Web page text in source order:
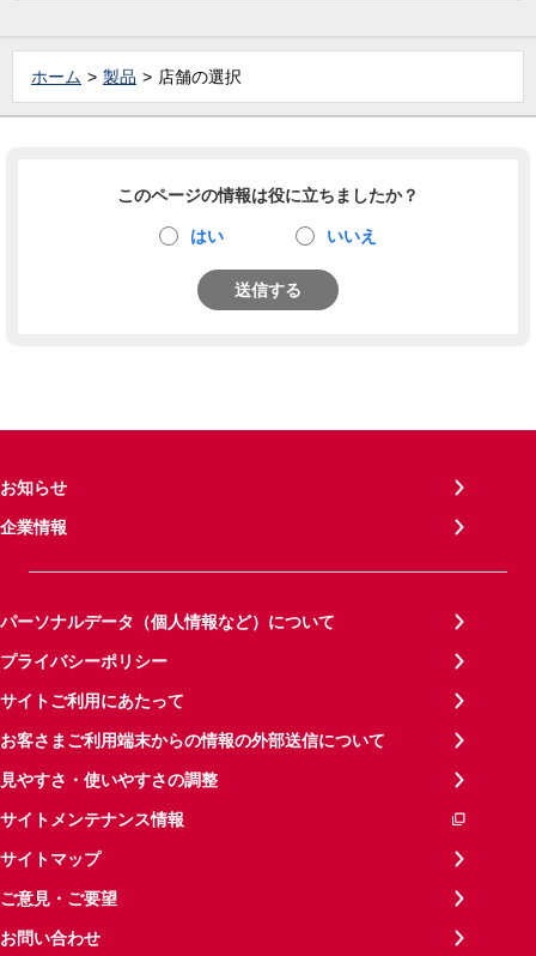
ホーム 製品 店舗の選択
このページの情報は役に立ちましたか？
はい いいえ
送信する
お知らせ
企業情報
パーソナルデータ（個人情報など）について
プライバシーポリシー
サイトご利用にあたって
お客さまご利用端末からの情報の外部送信について
見やすさ・使いやすさの調整
サイトメンテナンス情報
サイトマップ
ご意見・ご要望
お問い合わせ